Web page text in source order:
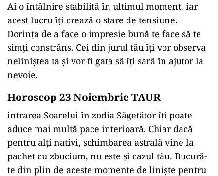
Ai o întâlnire stabilită în ultimul moment, iar
acest lucru îți crează o stare de tensiune.
Dorința de a face o impresie bună te face să te
simți constrâns. Cei din jurul tău îți vor observa
neliniștea ta și vor fi gata să îți sară în ajutor la
nevoie.
Horoscop 23 Noiembrie TAUR
intrarea Soarelui în zodia Săgetător îți poate
aduce mai multă pace interioară. Chiar dacă
pentru alți nativi, schimbarea astrală vine la
pachet cu zbucium, nu este și cazul tău. Bucură-
te din plin de aceste momente de liniște pentru